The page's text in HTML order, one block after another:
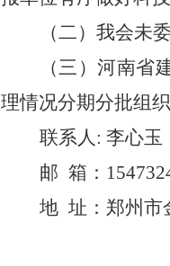
（二） 我会未
（三）河南省
理情况分期分批组
联系人: 李心
邮 箱 ：
地 址 ：郑州